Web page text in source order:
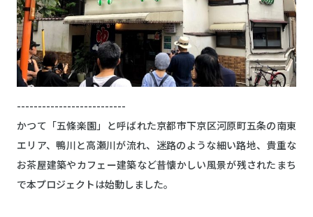
--------------------------
かつて「五條楽園」と呼ばれた京都市下京区河原町五条の南東
エリア、鴨川と高瀬川が流れ、迷路のような細い路地、貴重な
お茶屋建築やカフェー建築など昔懐かしい風景が残されたまち
で本プロジェクトは始動しました。